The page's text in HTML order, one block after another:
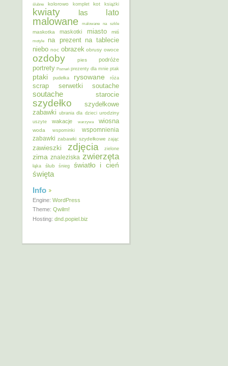
ślubne
kolorowo komplet kot książki
kwiaty las lato
malowane malowane na szkle
maskotka maskotki miasto miś
motyle na prezent na tablecie
niebo noc obrazek obrusy owoce
ozdoby pies podróże
portrety Poznań prezenty dla mnie ptak
ptaki pudełka rysowane róża
scrap serwetki soutache
soutache starocie
szydełko
szydełkowe
zabawki ubrania dla dzieci urodziny
uszyte wakacje warzywa wiosna
woda wspominki
wspomnienia
zabawki zabawki szydełkowe zając
zawieszki zdjęcia zielone
zima znaleziska zwierzęta
łąka ślub śnieg światło i cień
święta
Info
Engine: WordPress
Theme: Qwilm!
Hosting: dnd.popiel.biz